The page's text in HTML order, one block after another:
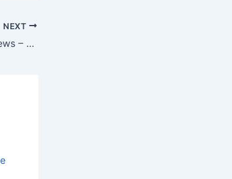
NEXT
Krydr din blog med interviews – 5 hurtige interview tips